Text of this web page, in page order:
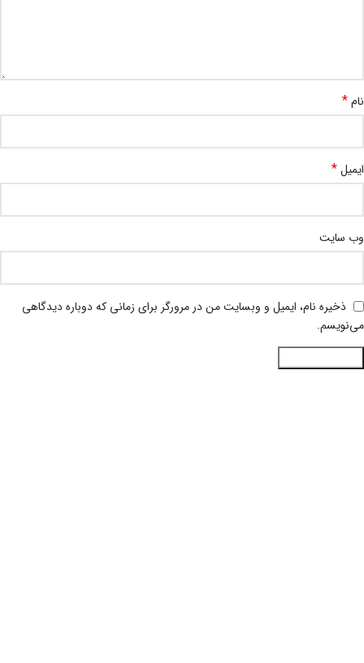
نام*
ایمیل*
وب‌ سایت
ذخیره نام، ایمیل و وبسایت من در مرورگر برای زمانی که دوباره دیدگاهی
می‌نویسم.